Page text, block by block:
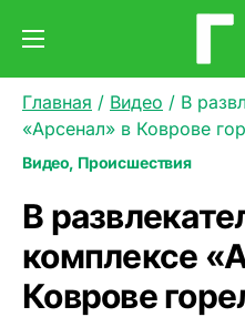
Главная / Видео / В
«Арсенал» в Коврове
Видео Происшествия
В
комплексе
Коврове